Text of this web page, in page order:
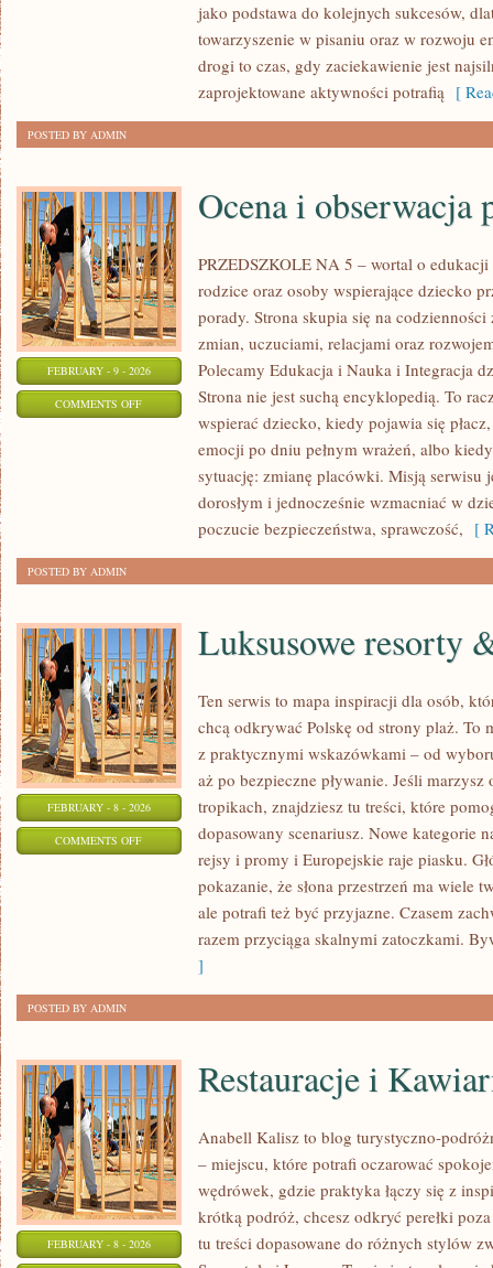
jako podstawa do kolejnych sukcesów,
towarzyszenie w pisaniu oraz w rozwoju
drogi to czas, gdy zaciekawienie jest
zaprojektowane aktywności potrafią [
POSTED BY ADMIN
FEBRUARY - 9 - 2026
COMMENTS OFFON
OBSERWACJA
POSTĘPÓW
Ocena i obserwacja
PRZEDSZKOLE NA 5 – wortal o
rodzice oraz osoby wspierające dziecko
porady. Strona skupia się na
zmian, uczuciami, relacjami oraz
Polecamy Edukacja i Nauka i Integracja
Strona nie jest suchą encyklopedią. To
wspierać dziecko, kiedy pojawia się
emocji po dniu pełnym wrażeń, albo
sytuację: zmianę placówki. Misją serwisu
dorosłym i jednocześnie wzmacniać w
poczucie bezpieczeństwa, sprawczość, [
POSTED BY ADMIN
FEBRUARY - 8 - 2026
COMMENTS OFFON
LUKSUSOWE
Luksusowe resorty
Ten serwis to mapa inspiracji dla osób,
chcą odkrywać Polskę od strony plaż. To
z praktycznymi wskazówkami – od
aż po bezpieczne pływanie. Jeśli
tropikach, znajdziesz tu treści, które
dopasowany scenariusz. Nowe kategorie
rejsy i promy i Europejskie raje piasku.
pokazanie, że słona przestrzeń ma wiele
ale potrafi też być przyjazne. Czasem
razem przyciąga skalnymi zatoczkami.
]
POSTED BY ADMIN
FEBRUARY - 8 - 2026
Restauracje i
Anabell Kalisz to blog turystyczno-
– miejscu, które potrafi oczarować
wędrówek, gdzie praktyka łączy się z
krótką podróż, chcesz odkryć perełki
tu treści dopasowane do różnych stylów